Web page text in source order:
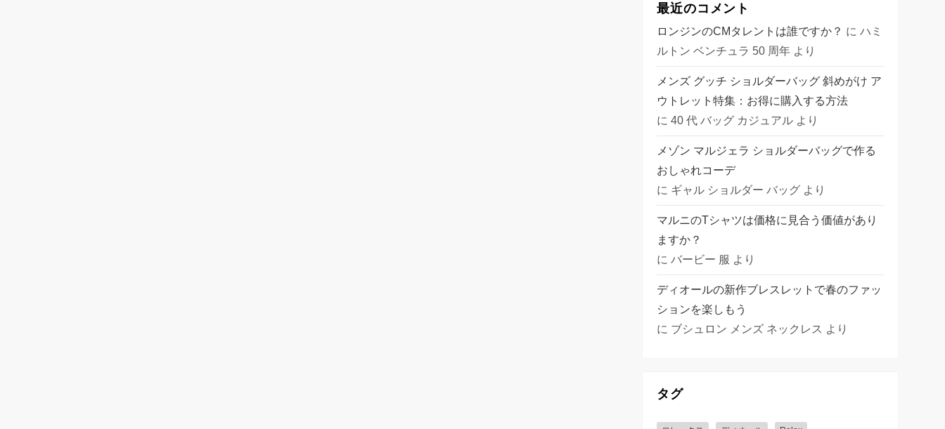
最近のコメント
ロンジンのCMタレントは誰ですか？ に ハミ
ルトン ベンチュラ 50 周年より
メンズ グッチ ショルダーバッグ 斜めがけ ア
ウトレット特集：お得に購入する方法
に 40 代 バッグ カジュアルより
メゾン マルジェラ ショルダーバッグで作る
おしゃれコーデ
に ギャル ショルダー バッグより
マルニのTシャツは価格に見合う価値があり
ますか？
に バービー 服 より
ディオールの新作ブレスレットで春のファッ
ションを楽しもう
に ブシュロン メンズ ネックレス より
タグ